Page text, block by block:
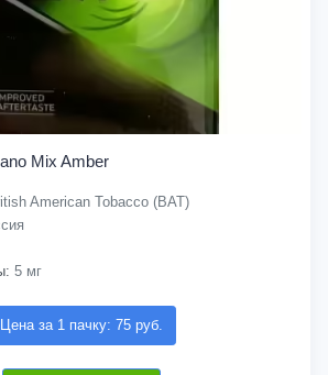
Mix Amber
American Tobacco (BAT)
5 мг
Цена за 1 пачку: 75 руб.